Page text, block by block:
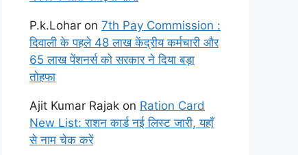
P.k.Lohar on 7th Pay Commission :
दिवाली के पहले 48 लाख केंद्रीय कर्मचारी और
65 लाख पेंशनर्स को सरकार ने दिया बड़ा
तोहफा
Ajit Kumar Rajak on Ration Card
New List: राशन कार्ड नई लिस्ट जारी, यहाँ
से नाम चेक करें